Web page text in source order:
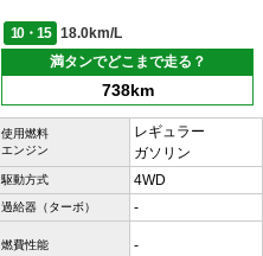
10・15
18.0km/L
満タンでどこまで走る？
738km
使用燃料
エンジン
レギュラー
ガソリン
駆動方式 4WD
過給器（ターボ） -
燃費性能 -